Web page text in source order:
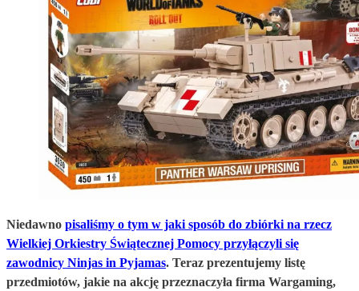
Niedawno pisaliśmy o tym w jaki sposób do zbiórki na rzecz
Wielkiej Orkiestry Świątecznej Pomocy przyłączyli się
zawodnicy Ninjas in Pyjamas. Teraz prezentujemy listę
przedmiotów, jakie na akcję przeznaczyła firma Wargaming,